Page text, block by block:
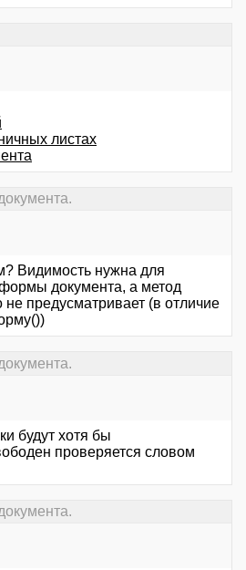
листах
Видимость нужна для
документа, а метод
не предусматривает (в отличие
будут хотя бы
проверяется словом